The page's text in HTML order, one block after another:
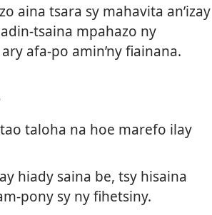
aina tsara sy mahavita an’izay
tsaina mpahazo ny
afa-po amin’ny fiainana.
taloha na hoe marefo ilay
hiady saina be, tsy hisaina
pony sy ny fihetsiny.